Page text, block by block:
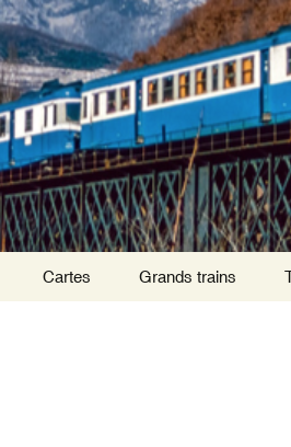
Cartes Grands trains